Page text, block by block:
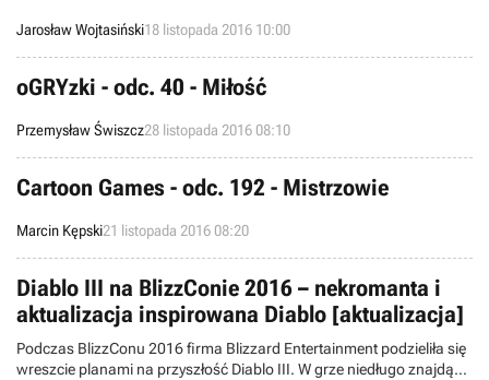
Jarosław Wojtasiński18 listopada 2016 10:00
oGRYzki - odc. 40 - Miłość
Przemysław Świszcz28 listopada 2016 08:10
Cartoon Games - odc. 192 - Mistrzowie
Marcin Kępski21 listopada 2016 08:20
Diablo III na BlizzConie 2016 – nekromanta i
aktualizacja inspirowana Diablo [aktualizacja]
Podczas BlizzConu 2016 firma Blizzard Entertainment podzieliła się
wreszcie planami na przyszłość Diablo III. W grze niedługo znajdą